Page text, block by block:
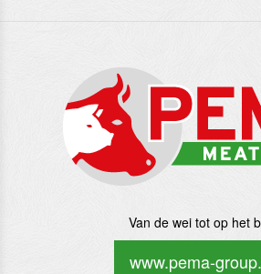
Van de wei tot op het
www.pema-